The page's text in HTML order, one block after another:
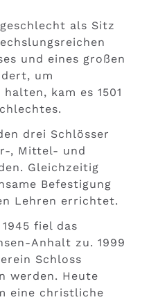
als Sitz
und eines großen
um
kam es 1501
drei Schlösser
, Mittel- und
Gleichzeitig
Befestigung
Lehren errichtet.
fiel das
Anhalt zu. 1999
Schloss
werden. Heute
eine christliche